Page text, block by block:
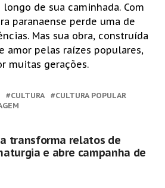
de sua caminhada. Com
paranaense perde uma de
Mas sua obra, construída
amor pelas raízes populares,
muitas gerações.
CULTURA
CULTURA POPULAR
transforma relatos de
e abre campanha de